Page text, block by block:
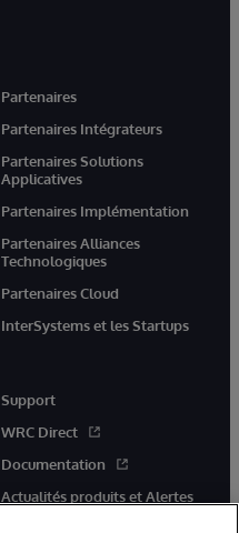
Partenaires
Partenaires Intégrateurs
Partenaires Solutions
Applicatives
Partenaires Implémentation
Partenaires Alliances
Technologiques
Partenaires Cloud
InterSystems et les Startups
Support
WRC Direct
Documentation
Actualités produits et Alertes